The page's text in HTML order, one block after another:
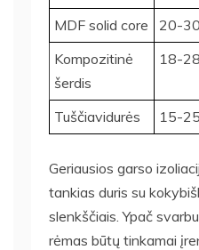
MDF solid core
20-30
Kompozitinė
šerdis
18-28
Tuščiavidurės 15-25
Geriausios garso
tankias duris su
slenkščiais. Ypač
rėmas būtų tinkamai